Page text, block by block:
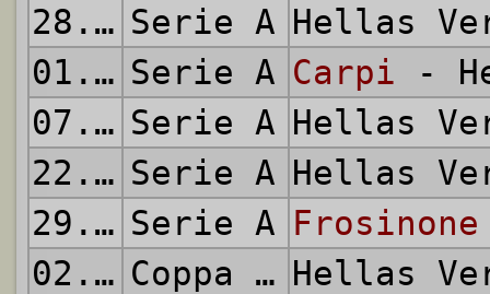
28.10.2015 Serie A Hellas
01.11.2015 Serie A Carpi -
07.11.2015 Serie A Hellas
22.11.2015 Serie A Hellas
29.11.2015 Serie A Frosinone
02.12.2015
Coppa Italia Hellas